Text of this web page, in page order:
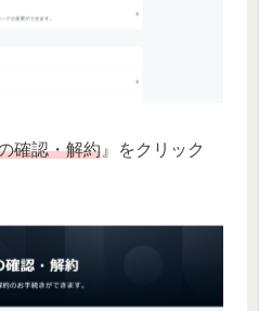
確認・解約 』をクリック